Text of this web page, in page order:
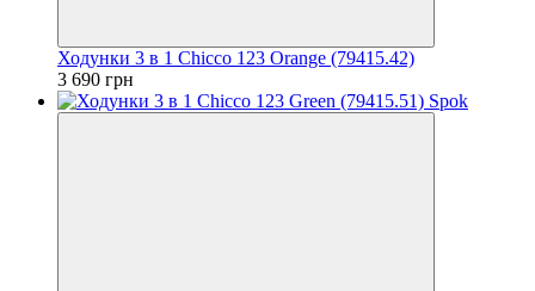
Ходунки 3 в 1 Chicco 123 Orange (79415.42)
3 690 грн